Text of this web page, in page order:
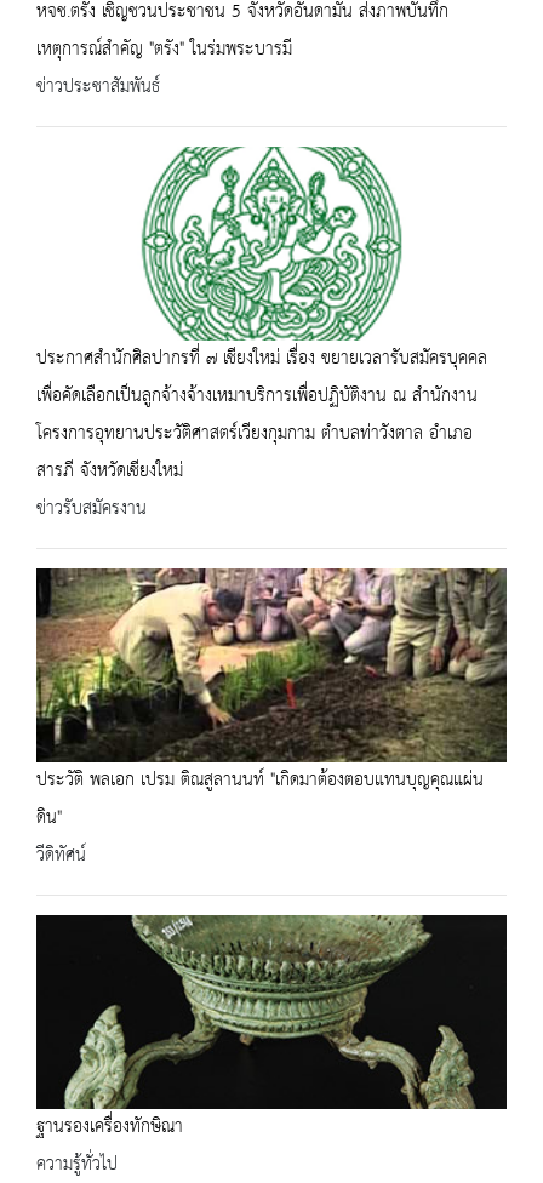
หจช.ตรัง เชิญชวนประชาชน 5 จังหวัดอันดามัน ส่งภาพบันทึก
เหตุการณ์สำคัญ "ตรัง" ในร่มพระบารมี
ข่าวประชาสัมพันธ์
ประกาศสำนักศิลปากรที่ ๗ เชียงใหม่ เรื่อง ขยายเวลารับสมัครบุคคล
เพื่อคัดเลือกเป็นลูกจ้างจ้างเหมาบริการเพื่อปฏิบัติงาน ณ สำนักงาน
โครงการอุทยานประวัติศาสตร์เวียงกุมกาม ตำบลท่าวังตาล อำเภอ
สารภี จังหวัดเชียงใหม่
ข่าวรับสมัครงาน
ประวัติ พลเอก เปรม ติณสูลานนท์ "เกิดมาต้องตอบแทนบุญคุณแผ่น
ดิน"
วีดิทัศน์
ฐานรองเครื่องทักษิณา
ความรู้ทั่วไป